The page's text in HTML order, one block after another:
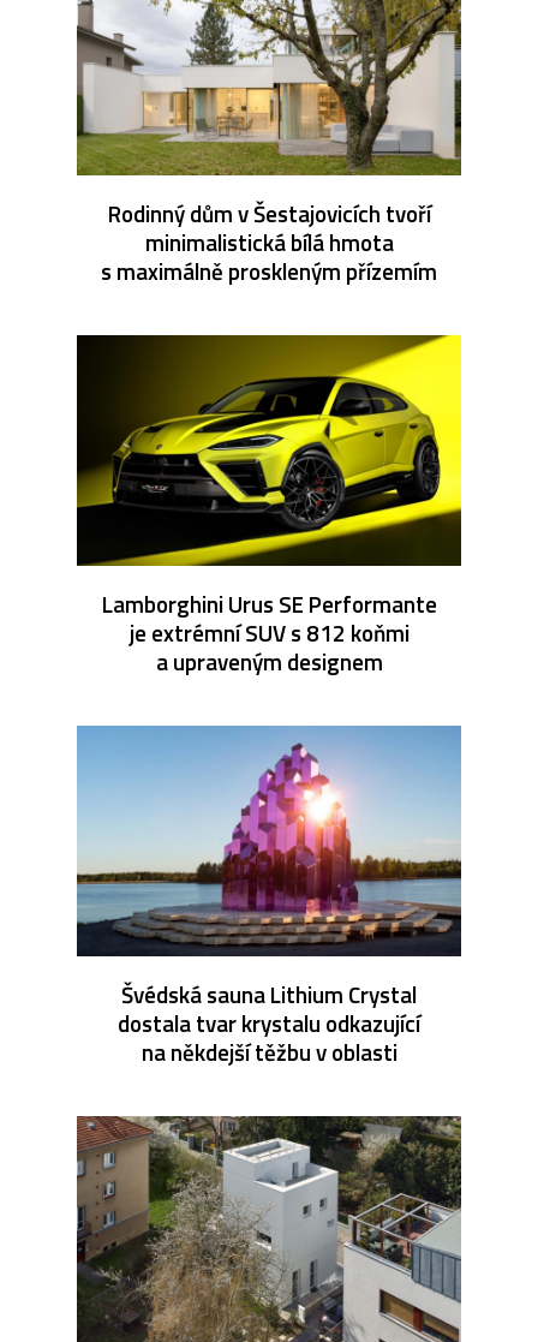
Rodinný dům v Šestajovicích tvoří
minimalistická bílá hmota
s maximálně proskleným přízemím
Lamborghini Urus SE Performante
je extrémní SUV s 812 koňmi
a upraveným designem
Švédská sauna Lithium Crystal
dostala tvar krystalu odkazující
na někdejší těžbu v oblasti